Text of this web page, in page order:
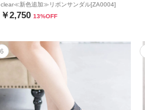
clear≪新色追加≫リボンサンダル[ZA0004]
￥2,750 13%OFF